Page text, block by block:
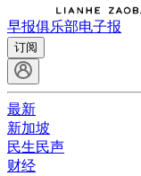
早报俱乐部电子报
订阅
最新
新加坡
民生民声
财经